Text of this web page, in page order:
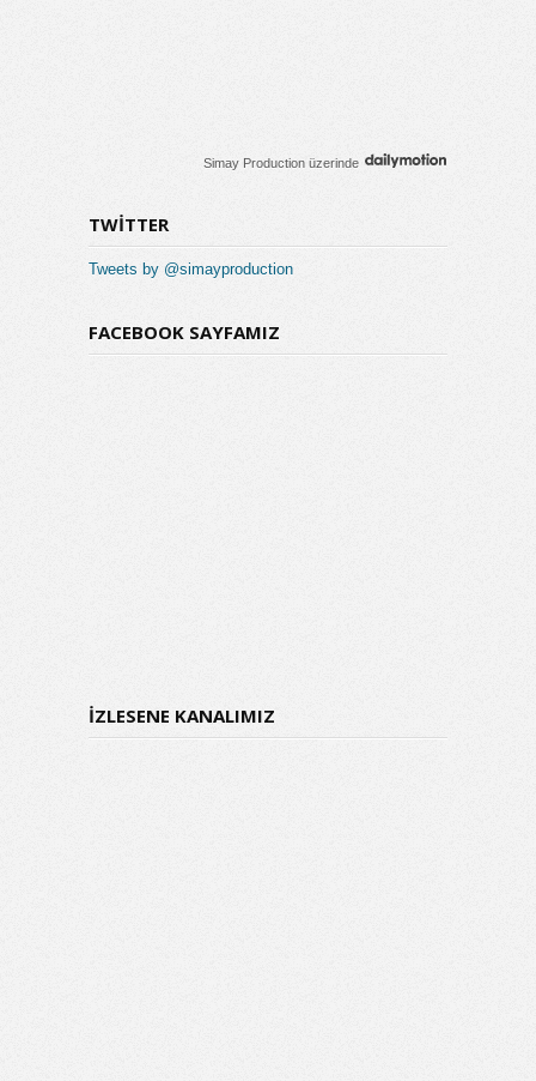
Simay Production üzerinde
TWITTER
Tweets by @simayproduction
FACEBOOK SAYFAMIZ
İZLESENE KANALIMIZ